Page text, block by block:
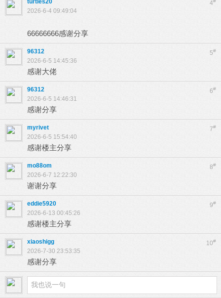
4
turtles20
2026-6-4 09:49:04
66666666感谢分享
5#
96312
2026-6-5 14:45:36
感谢大佬
6#
96312
2026-6-5 14:46:31
感谢分享
7#
myrivet
2026-6-5 15:54:40
感谢楼主分享
8#
mo88om
2026-6-7 12:22:30
谢谢分享
9#
eddie5920
2026-6-13 00:45:26
感谢楼主分享
10#
xiaoshigg
2026-7-30 23:53:35
感谢分享